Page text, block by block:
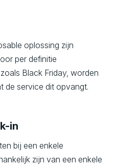
oplossing zijn
per definitie
Black Friday, worden
de service dit opvangt.
in
bij een enkele
zijn van een enkele